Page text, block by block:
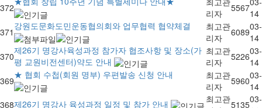
372
리자
556714
371
강원도문화도민운동협의회와 업무협력 협약체결
최고관
리자
608903-
14
370
제26기 명강사육성과정 참가자 협조사항 및 장소(가
평 교원비전센터)약도 안내
최고관
리자
522603-
14
369
★ 협회 수첩(회원 명부) 우편발송 신청 안내
최고관
리자
596003-
14
368제26기 명강사 육성과정 일정 및 참가 안내
최고관513503-